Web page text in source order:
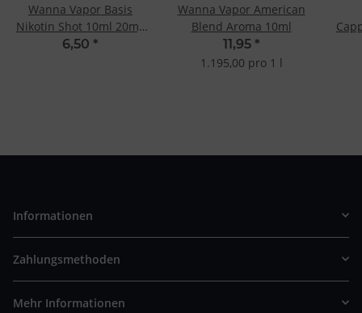
Wanna Vapor Basis
Nikotin Shot 10ml 20mg
- 50/50
6,50 *
Wanna Vapor American
Blend Aroma 10ml
11,95 *
1.195,00 pro 1 l
Informationen
Zahlungsmethoden
Mehr Informationen